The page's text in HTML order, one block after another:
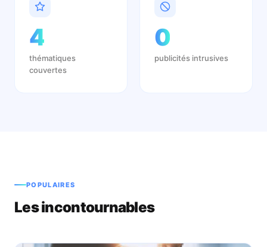
4
thématiques
couvertes
0
publicités intrusives
POPULAIRES
Les incontournables